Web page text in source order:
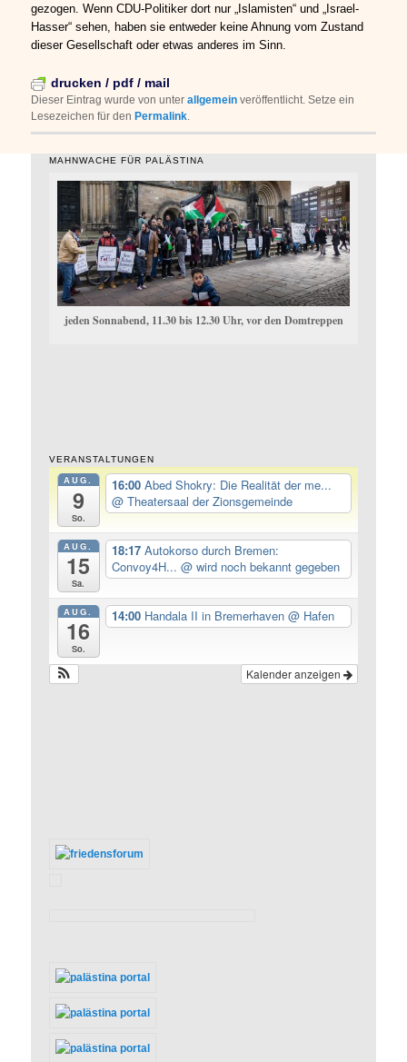
gezogen. Wenn CDU-Politiker dort nur „Islamisten“ und „Israel-
Hasser“ sehen, haben sie entweder keine Ahnung vom Zustand
dieser Gesellschaft oder etwas anderes im Sinn.
drucken / pdf / mail
Dieser Eintrag wurde vonunterallgemein veröffentlicht. Setze ein
Lesezeichen für denPermalink
MAHNWACHE FÜR PALÄSTINA
jeden Sonnabend, 11.30 bis 12.30 Uhr, vor den Domtreppen
VERANSTALTUNGEN
AUG.
9
So.
16:00 Abed Shokry: Die Realität der me...
@ Theatersaal der Zionsgemeinde
AUG.
15
Sa.
18:17 Autokorso durch Bremen:
Convoy4H... @ wird noch bekannt gegeben
AUG.
16
So.
14:00 Handala II in Bremerhaven @ Hafen
Kalender anzeigen